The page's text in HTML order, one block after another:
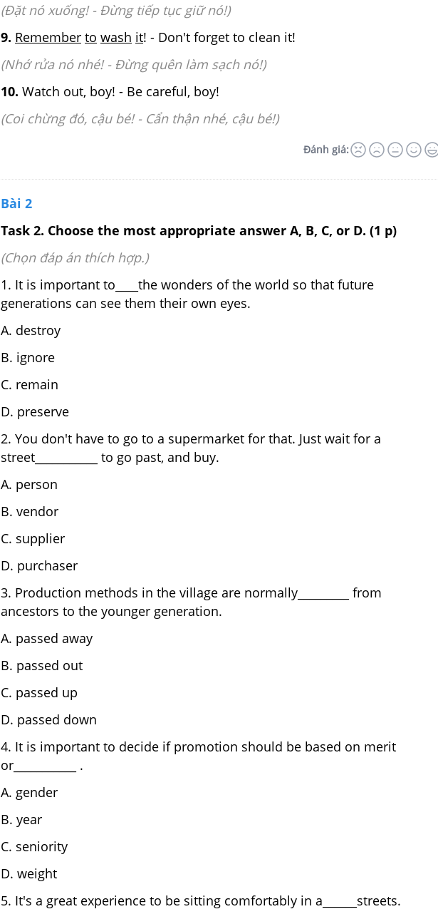
(Đặt nó xuống! - Đừng tiếp tục giữ nó!)
9. Remember to wash it! - Don't forget to clean it!
(Nhớ rửa nó nhé! - Đừng quên làm sạch nó!)
10. Watch out, boy! - Be careful, boy!
(Coi chừng đó, cậu bé! - Cẩn thận nhé, cậu bé!)
Đánh giá:
Bài 2
Task 2. Choose the most appropriate answer A, B, C, or D. (1 p)
(Chọn đáp án thích hợp.)
1. It is important to____the wonders of the world so that future
generations can see them their own eyes.
A. destroy
B. ignore
C. remain
D. preserve
2. You don't have to go to a supermarket for that. Just wait for a
street___________ to go past, and buy.
A. person
B. vendor
C. supplier
D. purchaser
3. Production methods in the village are normally_________ from
ancestors to the younger generation.
A. passed away
B. passed out
C. passed up
D. passed down
4. It is important to decide if promotion should be based on merit
or___________ .
A. gender
B. year
C. seniority
D. weight
5. It's a great experience to be sitting comfortably in a______streets.